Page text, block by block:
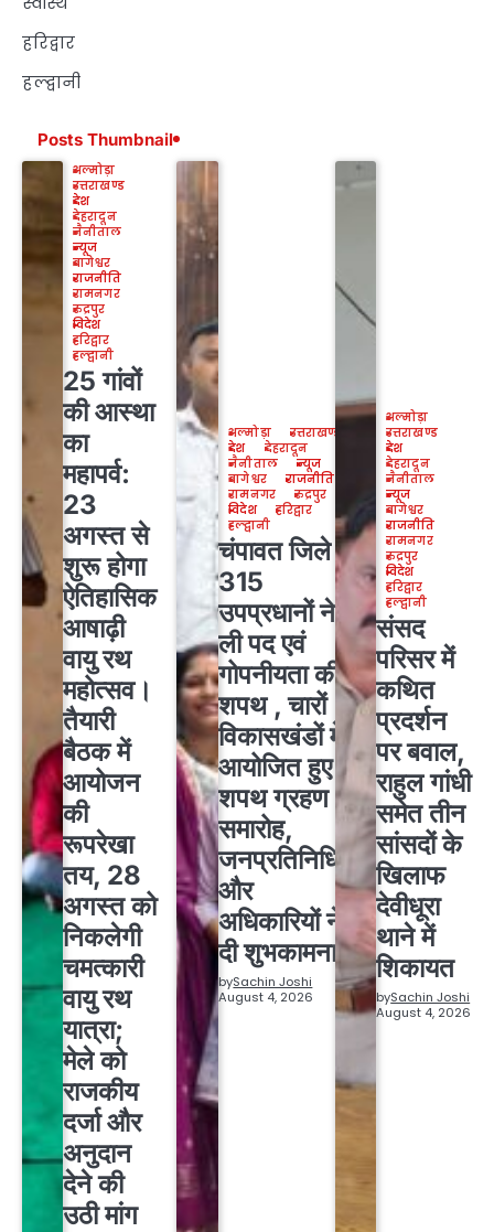
हरिद्वार
हल्द्वानी
Posts Thumbnail
अल्मोड़ा
उत्तराखण्ड
देश
देहरादून
नैनीताल
न्यूज
बागेश्वर
राजनीति
रामनगर
रुद्रपुर
विदेश
हरिद्वार
हल्द्वानी
25 गांवों
की आस्था
का
महापर्व:
23
अगस्त से
शुरू होगा
ऐतिहासिक
आषाढ़ी
वायु रथ
महोत्सव।
तैयारी
बैठक में
आयोजन
की
रूपरेखा
तय, 28
अगस्त को
निकलेगी
चमत्कारी
वायु रथ
यात्रा;
मेले को
राजकीय
दर्जा और
अनुदान
देने की
उठी मांग
अल्मोड़ा
उत्तराखण्ड
देश
देहरादून
नैनीताल
न्यूज
बागेश्वर
राजनीति
रामनगर
रुद्रपुर
विदेश
हरिद्वार
हल्द्वानी
चंपावत जिले के
315
उपप्रधानों ने
ली पद एवं
गोपनीयता की
शपथ , चारों
विकासखंडों में
आयोजित हुए
शपथ ग्रहण
समारोह,
जनप्रतिनिधियों
और
अधिकारियों ने
दी शुभकामनाएं
bySachin Joshi
August 4, 2026
अल्मोड़ा
उत्तराखण्ड
देश
देहरादून
नैनीताल
न्यूज
बागेश्वर
राजनीति
रामनगर
रुद्रपुर
विदेश
हरिद्वार
हल्द्वानी
संसद
परिसर में
कथित
प्रदर्शन
पर बवाल,
राहुल गांधी
समेत तीन
सांसदों के
खिलाफ
देवीधूरा
थाने में
शिकायत
bySachin Joshi
August 4, 2026